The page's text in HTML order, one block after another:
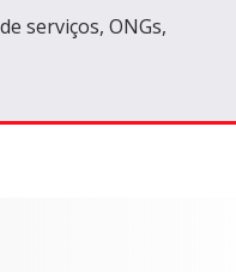
serviços, ONGs,